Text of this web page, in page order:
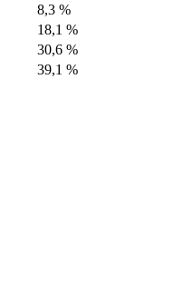
8,3 %
18,1 %
30,6 %
39,1 %